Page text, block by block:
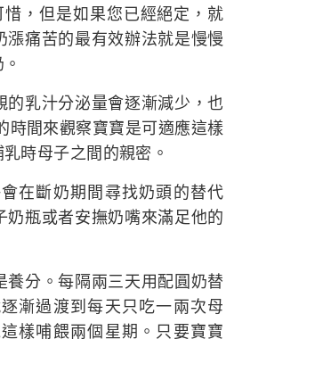
，但是如果您已經絕定，就
痛苦的最有效辦法就是慢慢
乳汁分泌量會逐漸減少，也
時間來觀察寶寶是可適應這樣
時母子之間的親密。
斷奶期間尋找奶頭的替代
瓶或者安撫奶嘴來滿足他的
分。每隔兩三天用配圓奶替
漸過渡到每天只吃一兩次母
樣哺餵兩個星期。只要寶寶